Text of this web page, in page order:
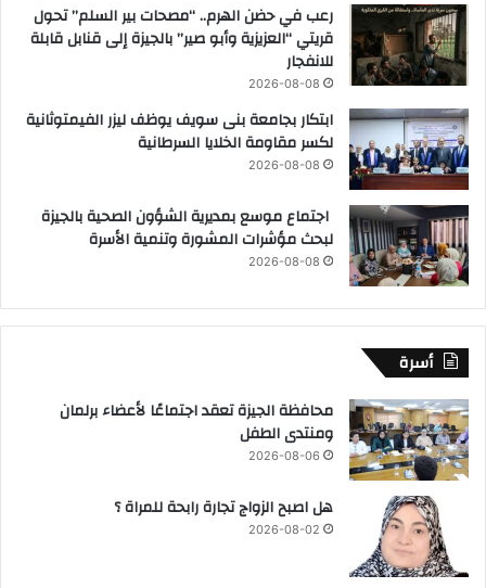
رعب في حضن الهرم.. “مصحات بير السلم” تحول
قريتي “العزيزية وأبو صير” بالجيزة إلى قنابل قابلة
للانفجار
2026-08-08
ابتكار بجامعة بنى سويف يوظف ليزر الفيمتوثانية
لكسر مقاومة الخلايا السرطانية
2026-08-08
اجتماع موسع بمديرية الشؤون الصحية بالجيزة
لبحث مؤشرات المشورة وتنمية الأسرة
2026-08-08
أسرة
محافظة الجيزة تعقد اجتماعًا لأعضاء برلمان
ومنتدى الطفل
2026-08-06
هل اصبح الزواج تجارة رابحة للمراة ؟
2026-08-02